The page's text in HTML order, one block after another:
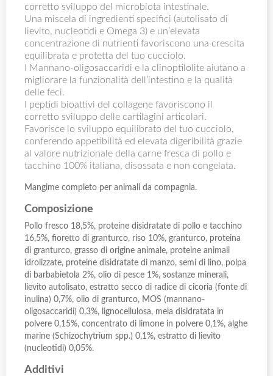
corretto sviluppo del microbiota intestinale.
Una miscela di ingredienti specifici (autolisato di
lievito, nucleotidi e Omega 3) e un’elevata
concentrazione di nutrienti favoriscono una crescita
equilibrata e protetta del tuo cucciolo.
I Mannano-oligosaccaridi e la clinoptilolite aiutano a
migliorare la funzionalità dell’intestino e la qualità
delle feci.
I peptidi bioattivi del collagene favoriscono il
corretto sviluppo delle cartilagini articolari.
Favorisce lo sviluppo equilibrato del tuo cucciolo,
conferendo appetibilità ed elevata digeribilità grazie
al valore nutrizionale della carne fresca di pollo e
tacchino 100% italiana, disossata e non congelata.
Mangime completo per animali da compagnia.
Composizione
Pollo fresco 18,5%, proteine disidratate di pollo e tacchino
16,5%, fioretto di granturco, riso 10%, granturco, proteina
di granturco, grasso di origine animale, proteine animali
idrolizzate, proteine disidratate di manzo, semi di lino, polpa
di barbabietola 2%, olio di pesce 1%, sostanze minerali,
lievito autolisato, estratto secco di radice di cicoria (fonte di
inulina) 0,7%, olio di granturco, MOS (mannano-
oligosaccaridi) 0,3%, lignocellulosa, mela disidratata in
polvere 0,15%, concentrato di limone in polvere 0,1%, alghe
marine (Schizochytrium spp.) 0,1%, estratto di lievito
(nucleotidi) 0,05%.
Additivi